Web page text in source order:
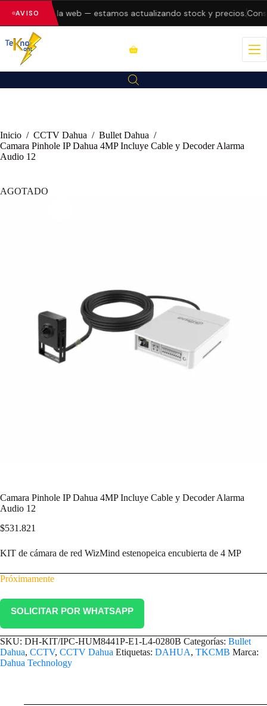
AVISO
errores en la web — estamos actualizando stock y precios.
Inicio / CCTV Dahua / Bullet Dahua /
Camara Pinhole IP Dahua 4MP Incluye Cable y Decoder Alarma
Audio 12
AGOTADO
Camara Pinhole IP Dahua 4MP Incluye Cable y Decoder Alarma
Audio 12
$531.821
KIT de cámara de red WizMind estenopeica encubierta de 4 MP
Próximamente
SOLICITAR POR WHATSAPP
SKU: DH-KIT/IPC-HUM8441P-E1-L4-0280B Categorías: Bullet
Dahua, CCTV, CCTV Dahua Etiquetas: DAHUA, TKCMB Marca:
Dahua Technology